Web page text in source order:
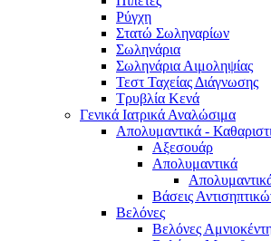
Ρύγχη
Στατώ Σωληναρίων
Σωληνάρια
Σωληνάρια Αιμοληψίας
Τεστ Ταχείας Διάγνωσης
Τρυβλία Κενά
Γενικά Ιατρικά Αναλώσιμα
Απολυμαντικά -
Αξεσουάρ
Απολυμαντικά
Βάσεις
Βελόνες
Βελόνες